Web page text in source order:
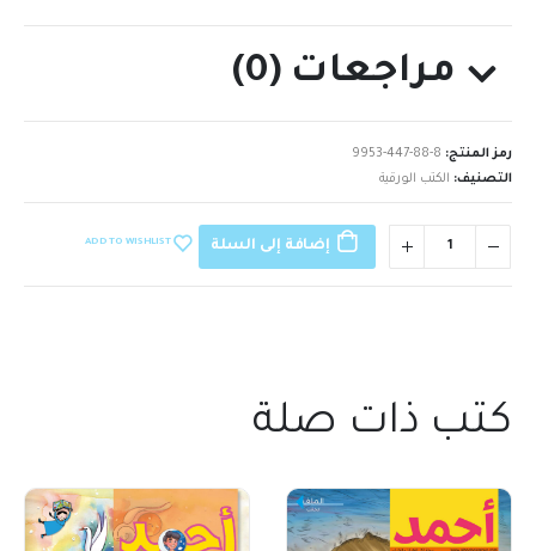
مراجعات (0)
رمز المنتج: 9953-447-88-8
التصنيف: الكتب الورقية
إضافة إلى السلة ADD TO WISHLIST
كتب ذات صلة